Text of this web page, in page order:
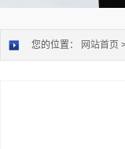
您的位置： 网站首页